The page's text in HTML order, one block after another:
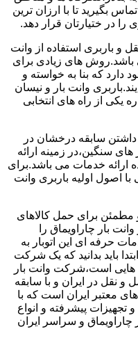
بگیرید تا با ارزان ترین
را در ختیارتان قرار دهد.
و باربری استفاده از وانت
باشد.روش های زیادی برای
دارد که بنا به خواسته و
وانت بار و نیسان
یکی از راه های انتخابی
داشتن سابقه درخشان در
سنگین،در زمینه ارائه
ارائه خدمات می باشد.برای
اصول اولیه باربری وانت
مطمئن برای حمل کالاهای
بار چاراویماق را
حرفه ای این اتوبار به
باید بدانید که یک شرکت
است،شرکت وانت بار
و نقل در ایران و با سابقه
معتبر ایران است که با
تجهیزات پیشرفته و انواع
و سراسر ایران